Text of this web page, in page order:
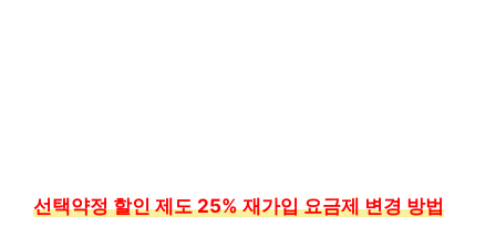
선택약정 할인 제도 25% 재가입 요금제 변경 방법